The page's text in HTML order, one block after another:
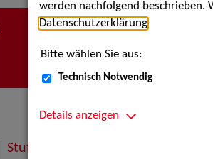
Stuttgart Street Art
werden nachfolgend beschrieben.
Datenschutzerklärung
Bitte wählen Sie aus:
Technisch Notwendig
Details anzeigen